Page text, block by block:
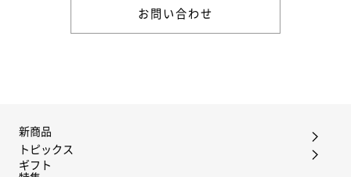
お問い合わせ
新商品
トピックス
ギフト